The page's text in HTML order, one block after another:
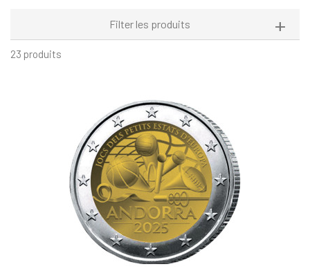
Filter les produits
23 produits